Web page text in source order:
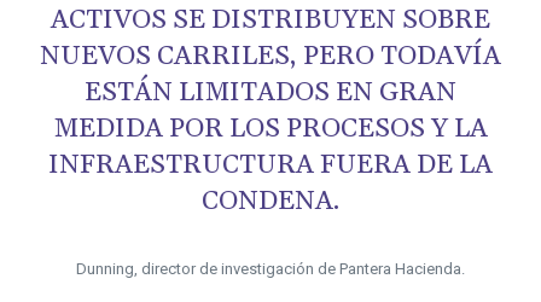
ACTIVOS SE DISTRIBUYEN SOBRE
NUEVOS CARRILES, PERO TODAVÍA
ESTÁN LIMITADOS EN GRAN
MEDIDA POR LOS PROCESOS Y LA
INFRAESTRUCTURA FUERA DE LA
CONDENA.
Dunning, director de investigación de Pantera Hacienda.